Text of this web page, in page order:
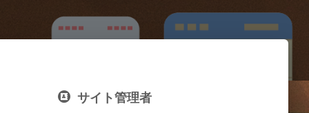
サイト管理者